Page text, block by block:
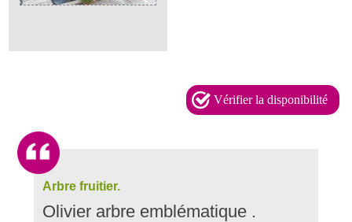
Vérifier la disponibilité
Arbre fruitier.
Olivier arbre emblématique .